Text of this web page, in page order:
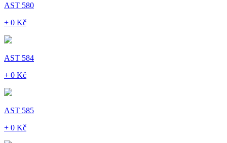
AST 580
+ 0 Kč
AST 584
+ 0 Kč
AST 585
+ 0 Kč